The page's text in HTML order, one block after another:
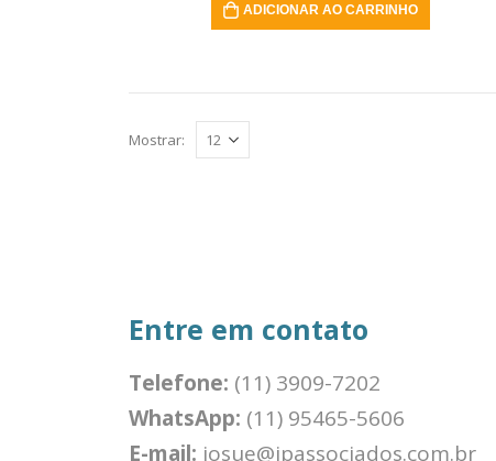
ADICIONAR AO CARRINHO
Mostrar:
Entre em contato
Telefone: (11) 3909-7202
WhatsApp: (11) 95465-5606
E-mail: josue@jpassociados.com.br